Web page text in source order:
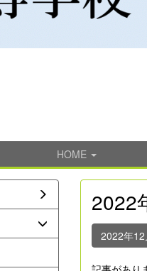
HOME
2022
2022年12